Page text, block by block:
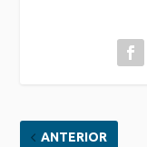
ANTERIOR